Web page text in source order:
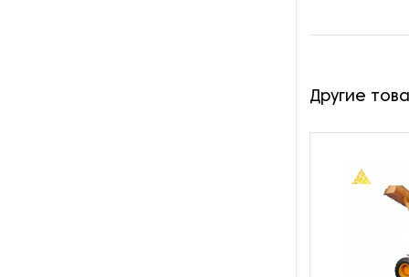
Другие